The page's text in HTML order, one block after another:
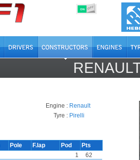
ON OFF
Engine : Renault
Tyre : Pirelli
Pole F.lap Pod
Pts
1
62